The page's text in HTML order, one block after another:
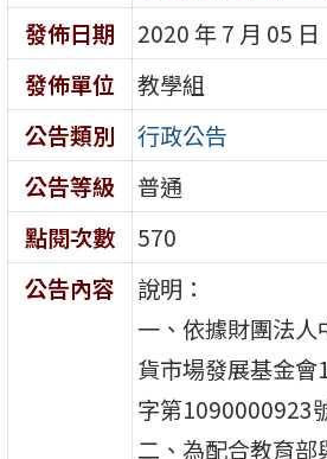
發佈日期
2020 年 7 月 05 日
發佈單位
教學組
公告類別
行政公告
公告等級
普通
點閱次數
570
公告內容
說明：
一、依據財團法
貨市場發展基金
字第1090000923
二、為配合教育